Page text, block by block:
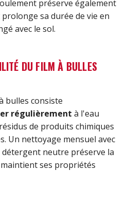
préserve également
sa durée de vie en
avec le sol.
DU FILM À BULLES
bulles consiste
régulièrement à l'eau
de produits chimiques
Un nettoyage mensuel avec
neutre préserve la
ses propriétés